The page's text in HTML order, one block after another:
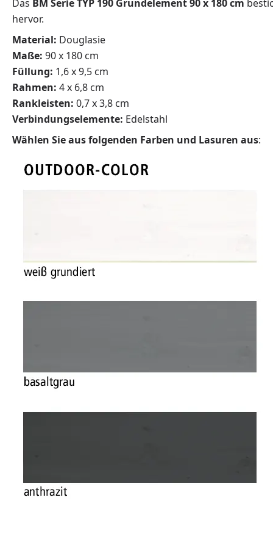
Das BM Serie TYP 190 Grundelement 90 x 180 cm
hervor.
Material: Douglasie
Maße: 90 x 180 cm
Füllung: 1,6 x 9,5 cm
Rahmen: 4 x 6,8 cm
Rankleisten: 0,7 x 3,8 cm
Verbindungselemente: Edelstahl
Wählen Sie aus folgenden Farben und Lasuren aus: